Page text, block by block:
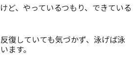
ど、やっているつもり、できている
復していても気づかず、泳げば泳
ます。